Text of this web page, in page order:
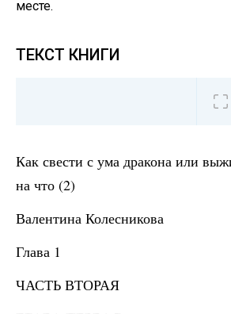
месте.
ТЕКСТ КНИГИ
Как свести с ума дракона или
на что (2)
Валентина Колесникова
Глава 1
ЧАСТЬ ВТОРАЯ